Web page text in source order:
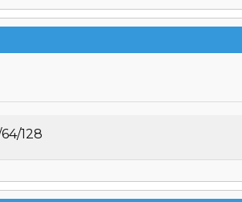
128